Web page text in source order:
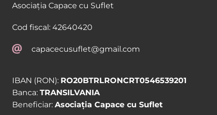
Asociația Capace cu Suflet
Cod fiscal: 42640420
capacecusuflet@gmail.com
IBAN (RON): RO20BTRLRONCRT0546539201
Banca: TRANSILVANIA
Beneficiar: Asociația Capace cu Suflet